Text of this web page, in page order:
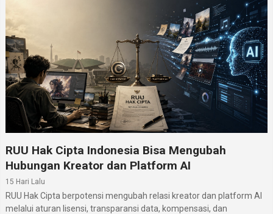
RUU Hak Cipta Indonesia Bisa Mengubah
Hubungan Kreator dan Platform AI
15 Hari Lalu
RUU Hak Cipta berpotensi mengubah relasi kreator dan platform AI
melalui aturan lisensi, transparansi data, kompensasi, dan